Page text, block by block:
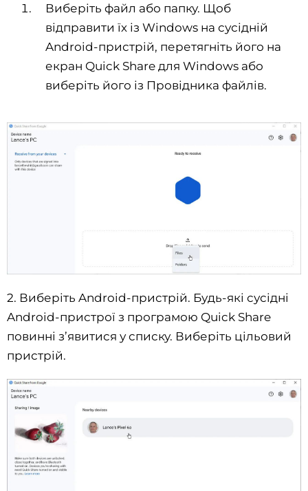
Виберіть файл або папку. Щоб
відправити їх із Windows на сусідній
Android-пристрій, перетягніть його на
екран Quick Share для Windows або
виберіть його із Провідника файлів.
2. Виберіть Android-пристрій. Будь-які сусідні
Android-пристрої з програмою Quick Share
повинні з’явитися у списку. Виберіть цільовий
пристрій.